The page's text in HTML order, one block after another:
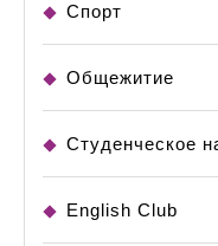
Спорт
Общежитие
Студенческое
English Club